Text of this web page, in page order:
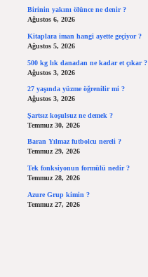
Birinin yakını ölünce ne denir ?
Ağustos 6, 2026
Kitaplara iman hangi ayette geçiyor ?
Ağustos 5, 2026
500 kg lık danadan ne kadar et çıkar ?
Ağustos 3, 2026
27 yaşında yüzme öğrenilir mi ?
Ağustos 3, 2026
Şartsız koşulsuz ne demek ?
Temmuz 30, 2026
Baran Yılmaz futbolcu nereli ?
Temmuz 29, 2026
Tek fonksiyonun formülü nedir ?
Temmuz 28, 2026
Azure Grup kimin ?
Temmuz 27, 2026